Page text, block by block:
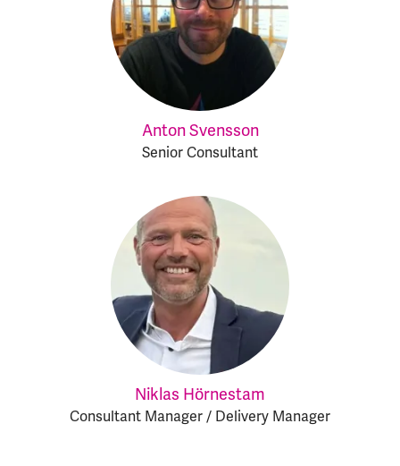
Anton Svensson
Senior Consultant
Niklas Hörnestam
Consultant Manager / Delivery Manager